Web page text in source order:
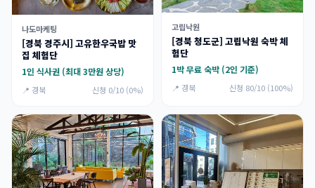
나도마케팅
[경북 경주시] 고유한우국밥 맛
집 체험단
1인 식사권 (최대 3만원 상당)
📍 경북 신청 0/10 (0%)
고립낙원
[경북 청도군] 고립낙원 숙박 체
험단
1박 무료 숙박 (2인 기준)
📍 경북 신청 80/10 (100%)